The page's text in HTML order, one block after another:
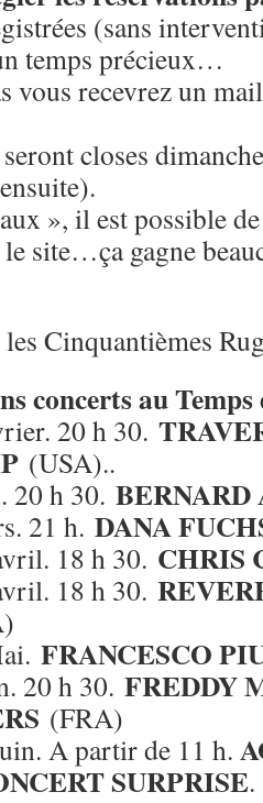
(sans
temps précieux…
vous recevrez un
closes
», il est possible
site…ça gagne
Cinquantièmes
concerts au Temps
20 h 30.
(USA)..
20 h 30.
21 h. DANA
18 h 30. CHRIS
18 h 30.
FRANCESCO
20 h 30. FREDDY
(FRA)
A partir de 11 h.
SURPRISE.